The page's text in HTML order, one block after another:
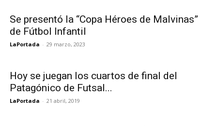
Se presentó la “Copa Héroes de Malvinas”
de Fútbol Infantil
LaPortada - 29 marzo, 2023
Hoy se juegan los cuartos de final del
Patagónico de Futsal...
LaPortada - 21 abril, 2019